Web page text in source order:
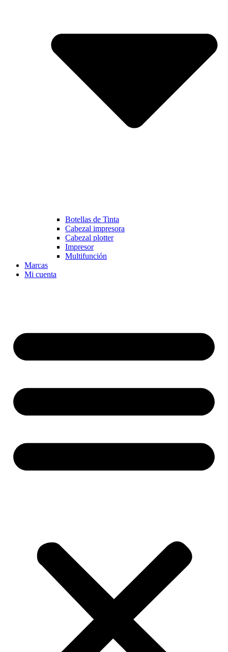
Botellas de Tinta
Cabezal impresora
Cabezal plotter
Impresor
Multifunción
Marcas
Mi cuenta